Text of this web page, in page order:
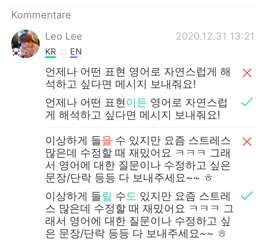
日本語
Türkçe Tiếng Việt
Português
Kommentare
Leo Lee
2020.12.31 13:21
KR EN
언제나 어떤 표현 영어로 자연스럽게 해
석하고 싶다면 메시지 보내줘요!
언제나 어떤 표현이든 영어로 자연스럽
게 해석하고 싶다면 메시지 보내줘요!
이상하게 들을수 있지만 요즘 스트레스
많은데 수정할 때 재밌어요 ㅋㅋㅋ 그래
서 영어에 대한 질문이나 수정하고 싶은
문장/단락 등등 다 보내주세요~~ ㅎ
이상하게 들릴 수도 있지만 요즘 스트레
스 많은데 수정할 때 재밌어요 ㅋㅋㅋ 그
래서 영어에 대한 질문이나 수정하고 싶
은 문장/단락 등등 다 보내주세요~~ ㅎ